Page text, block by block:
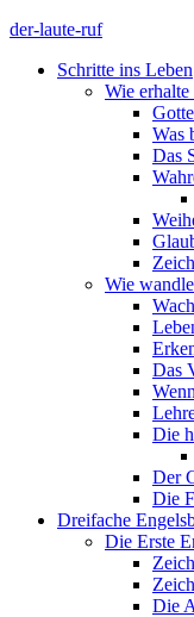
der-laute-ruf
Schritte ins Leben
Wie
Was
Das
Wie
Das
Die
Der
Die
Dreifache
Die Erste
Die